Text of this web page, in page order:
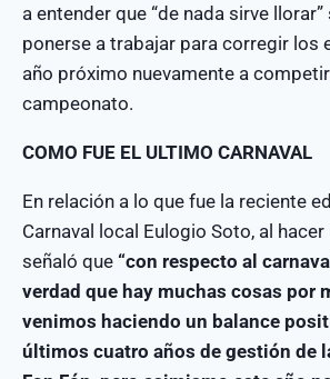
a entender que “de nada sirve
ponerse a trabajar para corregir los
año próximo nuevamente a
campeonato.
COMO FUE EL ULTIMO CARNAVAL
En relación a lo que fue la reciente
Carnaval local Eulogio Soto, al
señaló que “con respecto al
verdad que hay muchas cosas por
venimos haciendo un balance
últimos cuatro años de gestión de